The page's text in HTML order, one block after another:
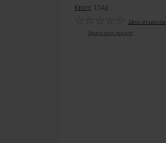
Knorr 154g
Skriv omdöme
Spara som favorit